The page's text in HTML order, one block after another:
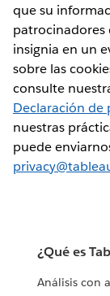
que su
patrocinadores
insignia en un
sobre las
consulte
Declaración de
nuestras
puede
¿Qué es
Análisis con